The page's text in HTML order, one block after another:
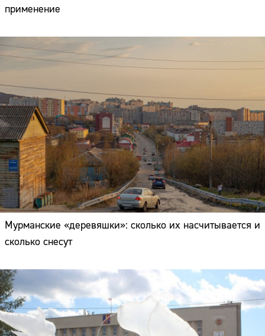
применение
Мурманские «деревяшки»: сколько их насчитывается и
сколько снесут